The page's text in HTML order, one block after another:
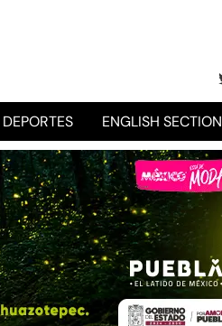
DEPORTES ENGLISH SECTION